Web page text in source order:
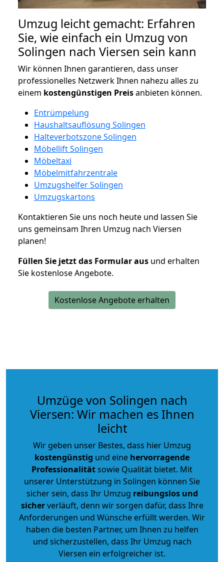
Umzug leicht gemacht: Erfahren
Sie, wie einfach ein Umzug von
Solingen nach Viersen sein kann
Wir können Ihnen garantieren, dass unser
professionelles Netzwerk Ihnen nahezu alles zu
einem kostengünstigen Preisanbieten können.
Entrümpelung
Haushaltsauflösung Solingen
Halteverbotszone Solingen
Möbellift Solingen
Möbeltaxi
Möbelmitfahrzentrale
Umzugshelfer Solingen
Umzugskartons
Kontaktieren Sie uns noch heute und lassen Sie
uns gemeinsam Ihren Umzug nach Viersen
planen!
Füllen Sie jetzt das Formular aus und erhalten
Sie kostenlose Angebote.
Kostenlose Angebote erhalten
Umzüge von Solingen nach
Viersen: Wir machen es Ihnen
leicht
Wir geben unser Bestes, dass hier Umzug
kostengünstig und eine hervorragende
Professionalitätsowie Qualität bietet. Mit
unserer Unterstützung in Solingen können Sie
sicher sein, dass Ihr Umzug reibungslos und
sicherverläuft, denn wir sorgen dafür, dass Ihre
Anforderungen und Wünsche erfüllt werden. Wir
haben die besten Partner, um Ihnen zu helfen
und sicherzustellen, dass Ihr Umzug nach
Viersen ein erfolgreicher ist.